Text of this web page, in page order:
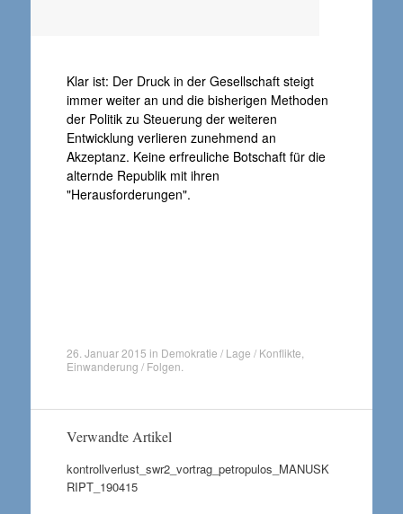
Klar ist: Der Druck in der Gesellschaft steigt
immer weiter an und die bisherigen Methoden
der Politik zu Steuerung der weiteren
Entwicklung verlieren zunehmend an
Akzeptanz. Keine erfreuliche Botschaft für die
alternde Republik mit ihren
"Herausforderungen".
26. Januar 2015 in Demokratie / Lage / Konflikte
Einwanderung / Folgen
Verwandte Artikel
kontrollverlust_swr2_vortrag_petropulos_MANUSK
RIPT_190415